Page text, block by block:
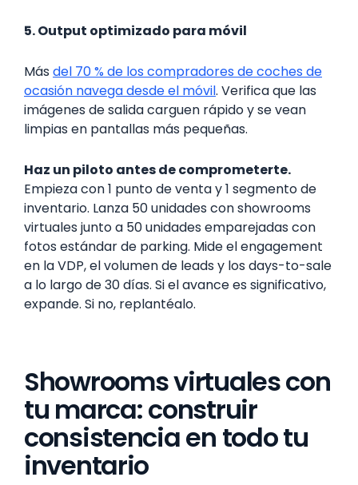
5. Output optimizado para móvil
Más del 70 % de los compradores de coches de
ocasión navega desde el móvil. Verifica que las
imágenes de salida carguen rápido y se vean
limpias en pantallas más pequeñas.
Haz un piloto antes de comprometerte.
Empieza con 1 punto de venta y 1 segmento de
inventario. Lanza 50 unidades con showrooms
virtuales junto a 50 unidades emparejadas con
fotos estándar de parking. Mide el engagement
en la VDP, el volumen de leads y los days-to-sale
a lo largo de 30 días. Si el avance es significativo,
expande. Si no, replantéalo.
Showrooms virtuales con
tu marca: construir
consistencia en todo tu
inventario